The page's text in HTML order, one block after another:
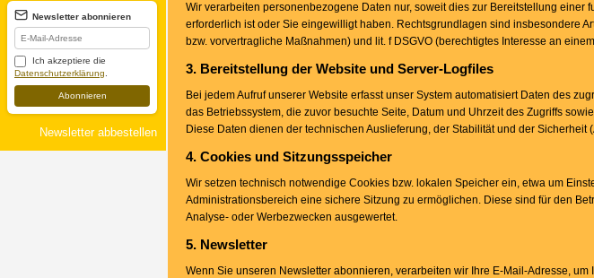
Newsletter abonnieren
Ich akzeptiere die
Datenschutzerklärung
Abonnieren
Newsletter abbestellen
Wir verarbeiten personenbezogene Daten nur, soweit dies zur Bereitstellung
erforderlich ist oder Sie eingewilligt haben. Rechtsgrundlagen sind insbesondere
bzw. vorvertragliche Maßnahmen) und lit. f DSGVO (berechtigtes Interesse an
3. Bereitstellung der Website und Server-Logfiles
Bei jedem Aufruf unserer Website erfasst unser System automatisiert Daten des
das Betriebssystem, die zuvor besuchte Seite, Datum und Uhrzeit des Zugriffs
Diese Daten dienen der technischen Auslieferung, der Stabilität und der Sicherheit
4. Cookies und Sitzungsspeicher
Wir setzen technisch notwendige Cookies bzw. lokalen Speicher ein, etwa um
Administrationsbereich eine sichere Sitzung zu ermöglichen. Diese sind für den
Analyse- oder Werbezwecken ausgewertet.
5. Newsletter
Wenn Sie unseren Newsletter abonnieren, verarbeiten wir Ihre E-Mail-Adresse,